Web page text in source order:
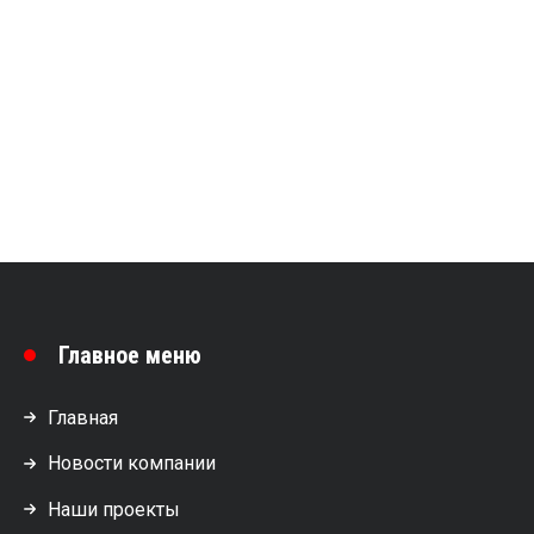
Главное меню
Главная
Новости компании
Наши проекты